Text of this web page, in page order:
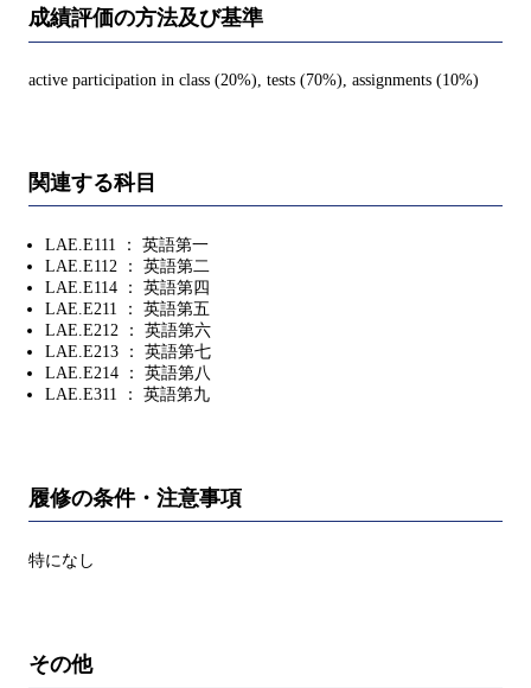
成績評価の方法及び基準
active participation in class (20%), tests (70%), assignments (10%)
関連する科目
LAE.E111 ： 英語第一
LAE.E112 ： 英語第二
LAE.E114 ： 英語第四
LAE.E211 ： 英語第五
LAE.E212 ： 英語第六
LAE.E213 ： 英語第七
LAE.E214 ： 英語第八
LAE.E311 ： 英語第九
履修の条件・注意事項
特になし
その他